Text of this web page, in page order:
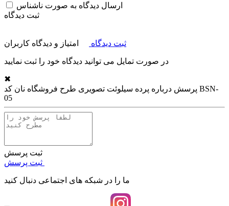
ارسال دیدگاه به صورت ناشناس
ثبت دیدگاه
ثبت دیدگاه امتیاز و دیدگاه کاربران
در صورت تمایل می توانید دیدگاه خود را ثبت نمایید
✖
پرسش درباره پرده سیلوئت تصویری طرح فروشگاه نان کد BSN-
05
ثبت پرسش
ما را در شبکه های اجتماعی دنبال کنید